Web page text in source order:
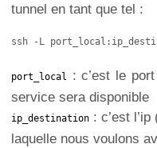
tunnel en tant que tel :
ssh -L
port_local
: c’est le
service sera disponible
ip_destination : c’est
laquelle nous voulons